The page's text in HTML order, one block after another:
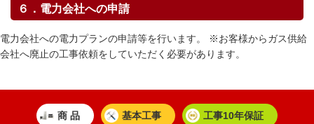
６．電力会社への申請
電力会社への電力プランの申請等を行います。 ※お客様からガス供給
会社へ廃止の工事依頼をしていただく必要があります。
商 品 基本工事 工事10年保証